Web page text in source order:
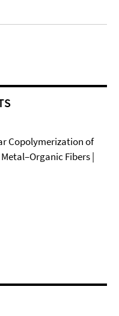
Copolymerization of
Fibers |